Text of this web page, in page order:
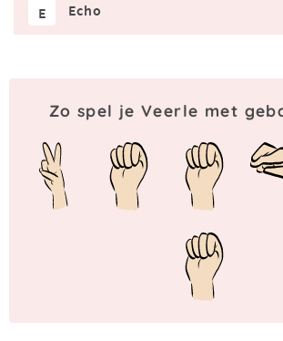
E Echo
Zo spel je Veerle met